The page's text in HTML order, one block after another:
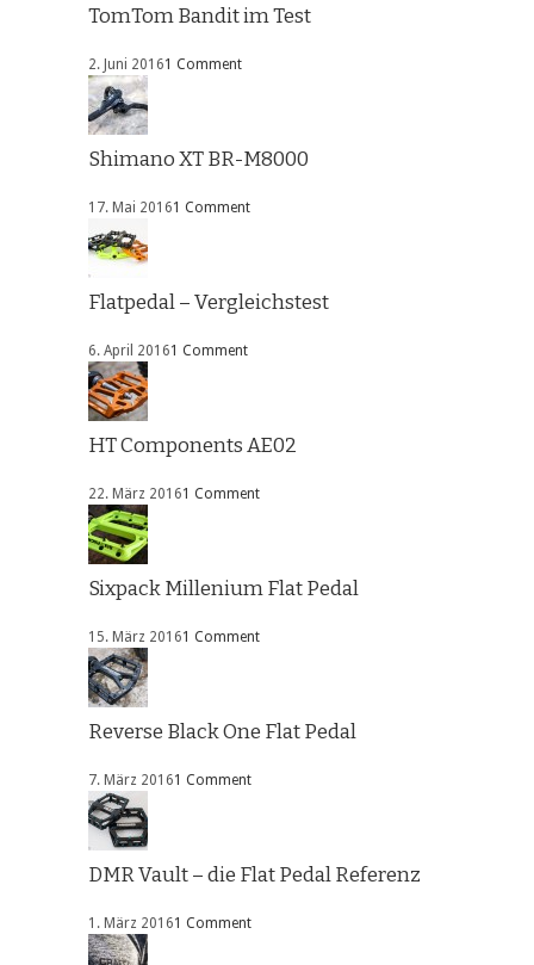
TomTom Bandit im Test
2. Juni 20161 Comment
Shimano XT BR-M8000
17. Mai 20161 Comment
Flatpedal – Vergleichstest
6. April 20161 Comment
HT Components AE02
22. März 20161 Comment
Sixpack Millenium Flat Pedal
15. März 20161 Comment
Reverse Black One Flat Pedal
7. März 20161 Comment
DMR Vault – die Flat Pedal Referenz
1. März 20161 Comment